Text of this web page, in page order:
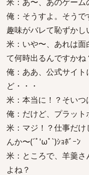
俺：そうすよ。そう
趣味がバレて恥ずかし
米：いや〜、あれは
て何時出るんですかね
俺：ああ、公式サイ
ど・・・
米：本当に！？そい
俺：だけど、プラット
米：マジ！？仕事だ
んか〜(´ﾟ'ωﾟ`)ｼｮﾎﾞｰﾝ
米：ところで、羊羹
よね？